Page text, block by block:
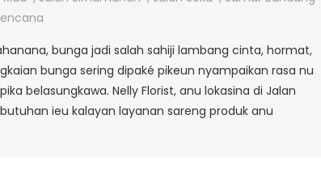
bunga jadi salah sahiji lambang cinta, hormat,
bunga sering dipaké pikeun nyampaikan rasa nu
belasungkawa. Nelly Florist, anu lokasina di Jalan
ieu kalayan layanan sareng produk anu